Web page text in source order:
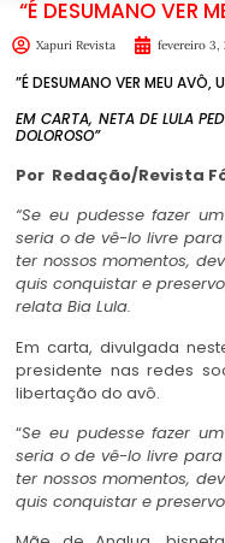
“É DESUMANO VER
Xapuri Revista fevereiro 3,
”É DESUMANO VER MEU AVÔ,
EM CARTA, NETA DE LULA
DOLOROSO”
Por Redação/Revista
“Se eu pudesse fazer
seria o de vê-lo livre
ter nossos momentos,
quis conquistar e
relata Bia Lula.
Em carta, divulgada
presidente nas redes
libertação do avô.
“Se eu pudesse fazer
seria o de vê-lo livre
ter nossos momentos,
quis conquistar e